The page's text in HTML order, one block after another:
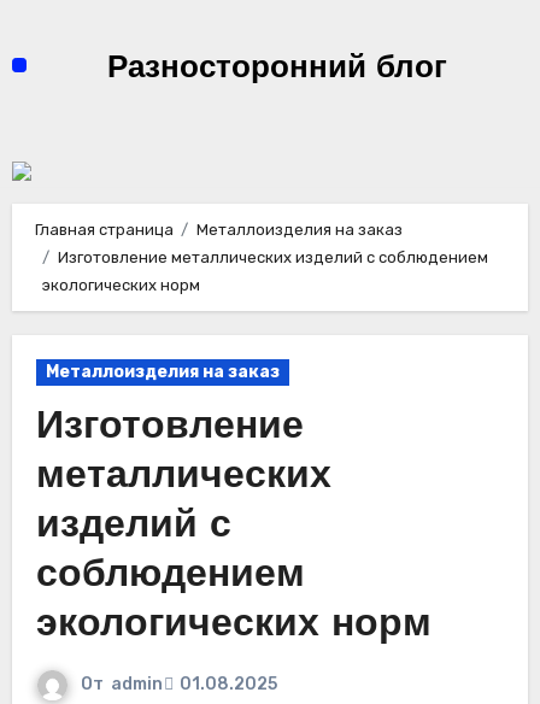
содержимомуРазносторонний блог
Главная страница
Металлоизделия на заказ
Изготовление металлических изделий с соблюдением
экологических норм
Металлоизделия на заказ
Изготовление
металлических
изделий с
соблюдением
экологических норм
От admin 01.08.2025